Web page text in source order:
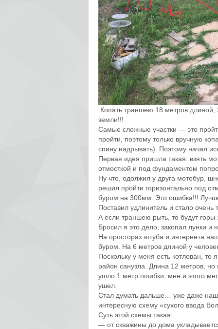
Копать траншею 18 метров
земли!!!
Самые сложные участки — это
пройти, поэтому только вручную
спину надрывать). Поэтому начал
Первая идея пришла такая: взять
отмосткой и под фундаментом
Ну что, одолжил у друга мотобур,
решил пройти горизонтально под
буром на 300мм. Это ошибка!!!
Поставил удлинитель и стало
А если траншею рыть, то будут горы
Бросил я это дело, закопал лунки и
На просторах ютуба и интернета
буром. На 6 метров длиной у
Поскольку у меня есть котлован, то
район санузла. Длина 12 метров, но
ушло 1 метр ошибки, мне и этого
ушел.
Стал думать дальше… уже даже
интересную схему «сухого ввода
Суть этой схемы такая:
— от скважины до дома